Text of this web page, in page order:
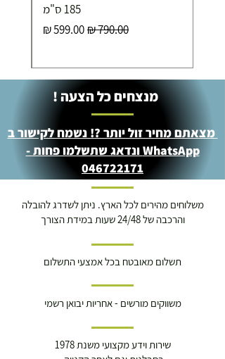
185 ס"מ
מחיר רגילמחיר מבצע
מנצחים כל הצעה !
מצאתם מחיר זול יותר ?! נשמח לקישור ב
WhatsApp ונדאג שתשלמו פחות -
046722171
משלוחים מהירים לכל הארץ. ניתן לשדרג להובלה
והרכבה של 24/48 שעות במידת הצורך
תשלום מאובטח בכל אמצעי התשלום
משווקים מורשים - אחריות יבואן רשמי
שירות וידע מקצועי משנת 1978